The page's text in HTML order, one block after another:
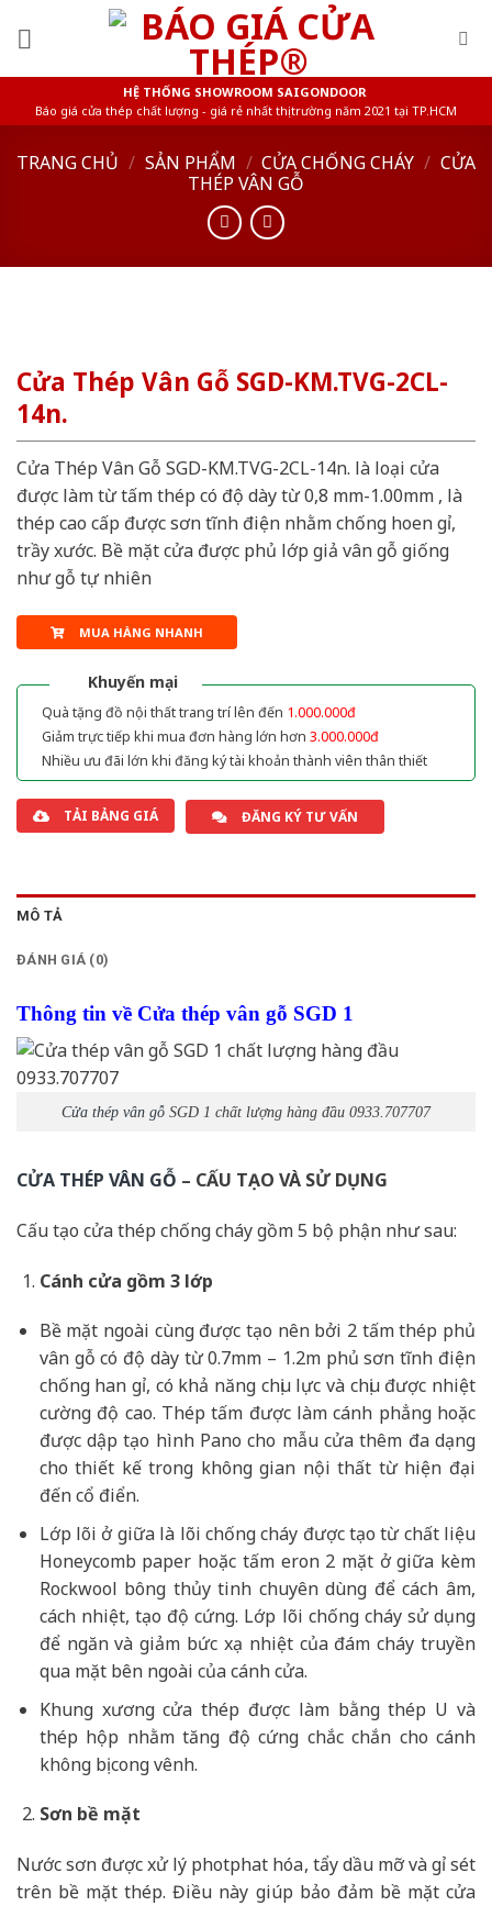
HỆ THỐNG SHOWROOM SAIGONDOOR
Báo giá cửa thép chất lượng - giá rẻ nhất thị trường năm 2021 tại TP.HCM
TRANG CHỦ / SẢN PHẨM / CỬA CHỐNG CHÁY / CỬA
THÉP VÂN GỖ
Cửa Thép Vân Gỗ SGD-KM.TVG-2CL-
14n.
Cửa Thép Vân Gỗ SGD-KM.TVG-2CL-14n. là loại cửa
được làm từ tấm thép có độ dày từ 0,8 mm-1.00mm , là
thép cao cấp được sơn tĩnh điện nhằm chống hoen gỉ,
trầy xước. Bề mặt cửa được phủ lớp giả vân gỗ giống
như gỗ tự nhiên
MUA HÀNG NHANH
Khuyến mại
Quà tặng đồ nội thất trang trí lên đến 1.000.000đ
Giảm trực tiếp khi mua đơn hàng lớn hơn 3.000.000đ
Nhiều ưu đãi lớn khi đăng ký tài khoản thành viên thân thiết
TẢI BẢNG GIÁ ĐĂNG KÝ TƯ VẤN
MÔ TẢ
ĐÁNH GIÁ (0)
Thông tin về Cửa thép vân gỗ SGD 1
Cửa thép vân gỗ SGD 1 chất lượng hàng đầu 0933.707707
CỬA THÉP VÂN GỖ – CẤU TẠO VÀ SỬ DỤNG
Cấu tạo cửa thép chống cháy gồm 5 bộ phận như sau:
Cánh cửa gồm 3 lớp
Bề mặt ngoài cùng được tạo nên bởi 2 tấm thép phủ
vân gỗ có độ dày từ 0.7mm – 1.2m phủ sơn tĩnh điện
chống han gỉ, có khả năng chịu lực và chịu được nhiệt
cường độ cao. Thép tấm được làm cánh phẳng hoặc
được dập tạo hình Pano cho mẫu cửa thêm đa dạng
cho thiết kế trong không gian nội thất từ hiện đại
đến cổ điển.
Lớp lõi ở giữa là lõi chống cháy được tạo từ chất liệu
Honeycomb paper hoặc tấm eron 2 mặt ở giữa kèm
Rockwool bông thủy tinh chuyên dùng để cách âm,
cách nhiệt, tạo độ cứng. Lớp lõi chống cháy sử dụng
để ngăn và giảm bức xạ nhiệt của đám cháy truyền
qua mặt bên ngoài của cánh cửa.
Khung xương cửa thép được làm bằng thép U và
thép hộp nhằm tăng độ cứng chắc chắn cho cánh
không bị cong vênh.
Sơn bề mặt
Nước sơn được xử lý photphat hóa, tẩy dầu mỡ và gỉ sét
trên bề mặt thép. Điều này giúp bảo đảm bề mặt cửa